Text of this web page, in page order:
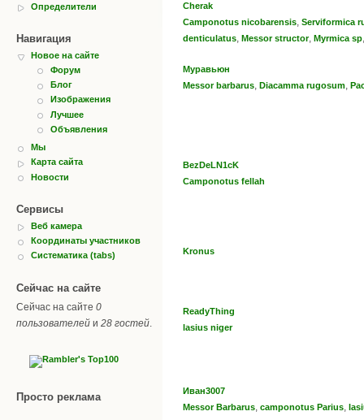
Определители
Навигация
Новое на сайте
Форум
Блог
Изображения
Лучшее
Объявления
Мы
Карта сайта
Новости
Сервисы
Веб камера
Координаты участников
Систематика (tabs)
Сейчас на сайте
Сейчас на сайте 0
пользователей и 28 гостей
Просто реклама
Cherak
Camponotus nicobarensis, Serviformica
denticulatus, Messor structor, Myrmica sp
Муравьюн
Messor barbarus, Diacamma rugosum,
BezDeLN1cK
Camponotus fellah
Kronus
ReadyThing
lasius niger
Иван3007
Messor Barbarus, camponotus Parius,